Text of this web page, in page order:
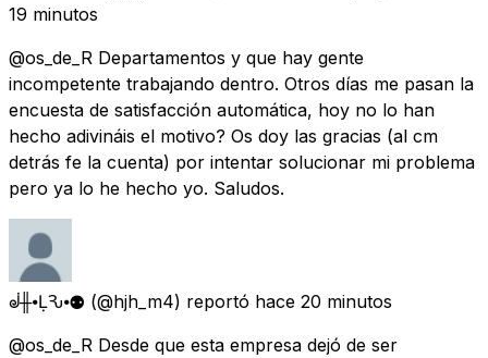
19 minutos
@os_de_R Departamentos y que hay gente
incompetente trabajando dentro. Otros días me pasan la
encuesta de satisfacción automática, hoy no lo han
hecho adivináis el motivo? Os doy las gracias (al cm
detrás fe la cuenta) por intentar solucionar mi problema
pero ya lo he hecho yo. Saludos.
ᣫ╫⦁ḶѦԄ⦁⚉ (@hjh_m4) reportó hace 20 minutos
@os_de_R Desde que esta empresa dejó de ser